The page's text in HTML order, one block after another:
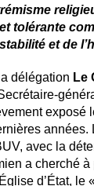
tolérante
et de
délégation Le
avec la
a cherché
d’État,